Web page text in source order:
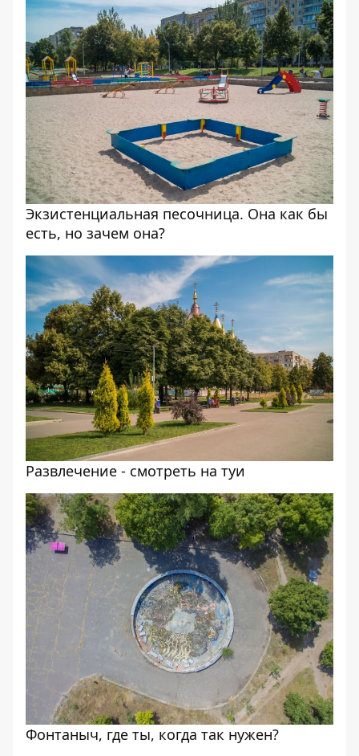
Экзистенциальная песочница. Она как бы
есть, но зачем она?
Развлечение - смотреть на туи
Фонтаныч, где ты, когда так нужен?